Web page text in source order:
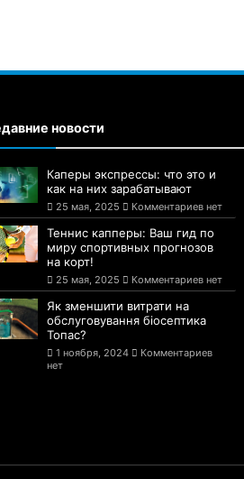
новости
Каперы экспрессы: что это и
как на них зарабатывают
25 мая, 2025 Комментариев нет
Теннис капперы: Ваш гид по
миру спортивных прогнозов
на корт!
25 мая, 2025 Комментариев нет
Як зменшити витрати на
обслуговування біосептика
Топас?
1 ноября, 2024
Комментариев
нет